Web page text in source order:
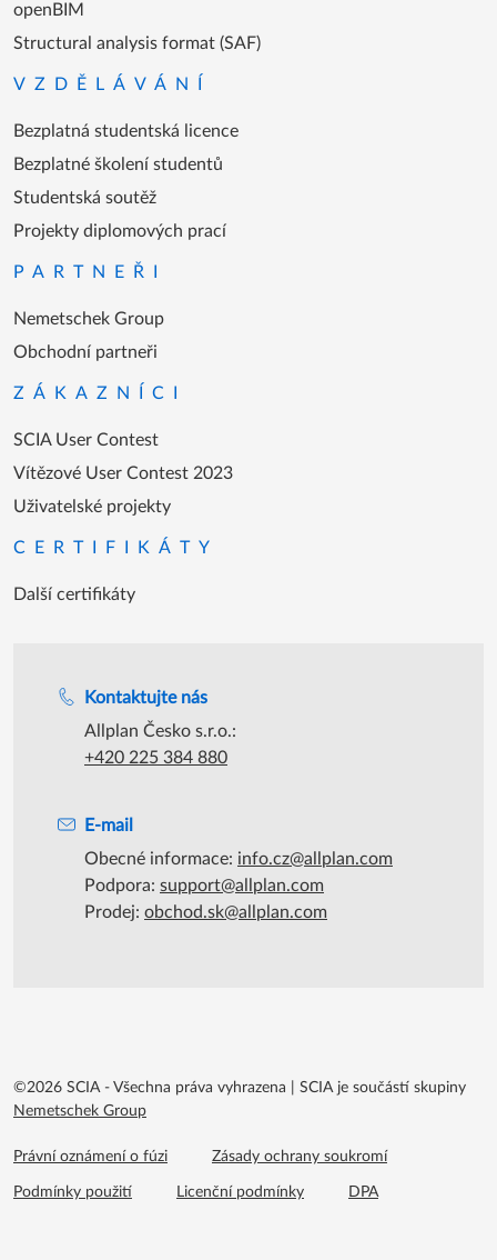
Kontaktujte nás
Allplan Česko s.r.o.:
+420 225 384 880
E-mail
Obecné informace: info.cz@allplan.com
Podpora: support@allplan.com
Prodej: obchod.sk@allplan.com
openBIM
Structural analysis format (SAF)
VZDĚLÁVÁNÍ
Bezplatná studentská licence
Bezplatné školení studentů
Studentská soutěž
Projekty diplomových prací
PARTNEŘI
Nemetschek Group
Obchodní partneři
ZÁKAZNÍCI
SCIA User Contest
Vítězové User Contest 2023
Uživatelské projekty
CERTIFIKÁTY
Další certifikáty
©2026 SCIA - Všechna práva vyhrazena
SCIA je součástí skupiny
Nemetschek Group
Footer menu extra
Právní oznámení o fúzi Zásady ochrany soukromí
Podmínky použití Licenční podmínky DPA